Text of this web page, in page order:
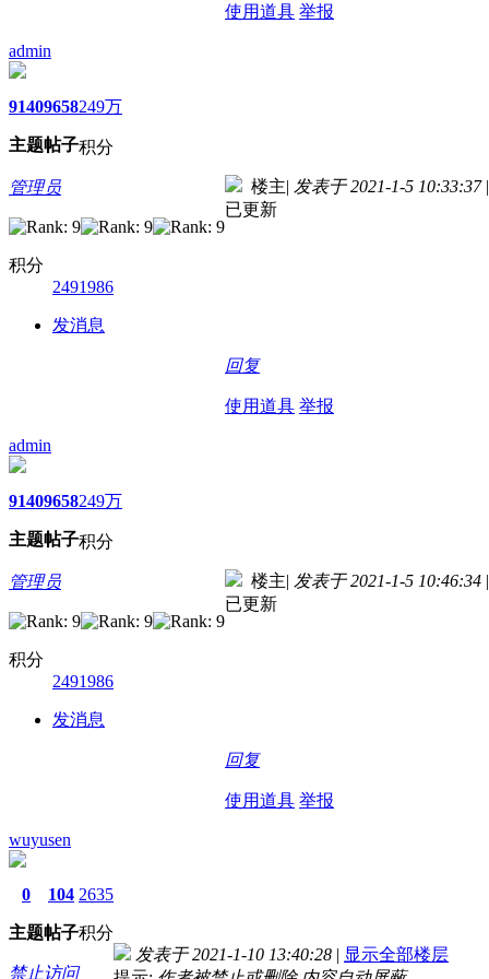
使用道具 举报
admin
9140
主题
9658
帖子
249万
积分
管理员
积分
2491986
发消息
楼主| 发表于 2021-1-5 10:33:37 |
已更新
回复
使用道具 举报
admin
9140
主题
9658
帖子
249万
积分
管理员
积分
2491986
发消息
楼主| 发表于 2021-1-5 10:46:34 |
已更新
回复
使用道具 举报
wuyusen
0
主题
104
帖子
2635
积分
禁止访问
发表于 2021-1-10 13:40:28 | 显示全部楼层